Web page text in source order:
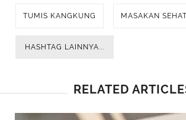
TUMIS KANGKUNG MASAKAN SEHAT
HASHTAG LAINNYA...
RELATED